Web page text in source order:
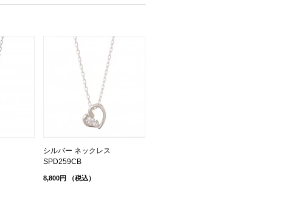
シルバー ネックレス
SPD259CB
8,800円 （税込）